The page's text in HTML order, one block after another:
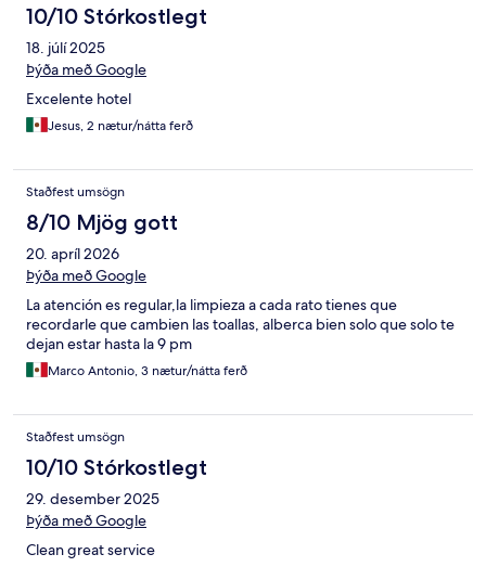
10/10 Stórkostlegt
18. júlí 2025
Þýða með Google
Excelente hotel
Jesus, 2 nætur/nátta ferð
Staðfest umsögn
8/10 Mjög gott
20. apríl 2026
Þýða með Google
La atención es regular,la limpieza a cada rato tienes que
recordarle que cambien las toallas, alberca bien solo que solo te
dejan estar hasta la 9 pm
Marco Antonio, 3 nætur/nátta ferð
Staðfest umsögn
10/10 Stórkostlegt
29. desember 2025
Þýða með Google
Clean great service